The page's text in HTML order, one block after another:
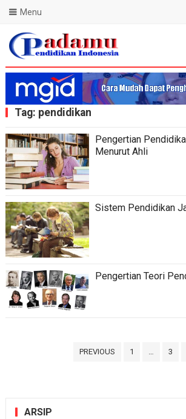
Blog Padamu
Menu
Tag: pendidikan
Pengertian
Menurut Ahli
Sistem Pendidikan
Pengertian Teori
PREVIOUS 1 … 3
ARSIP